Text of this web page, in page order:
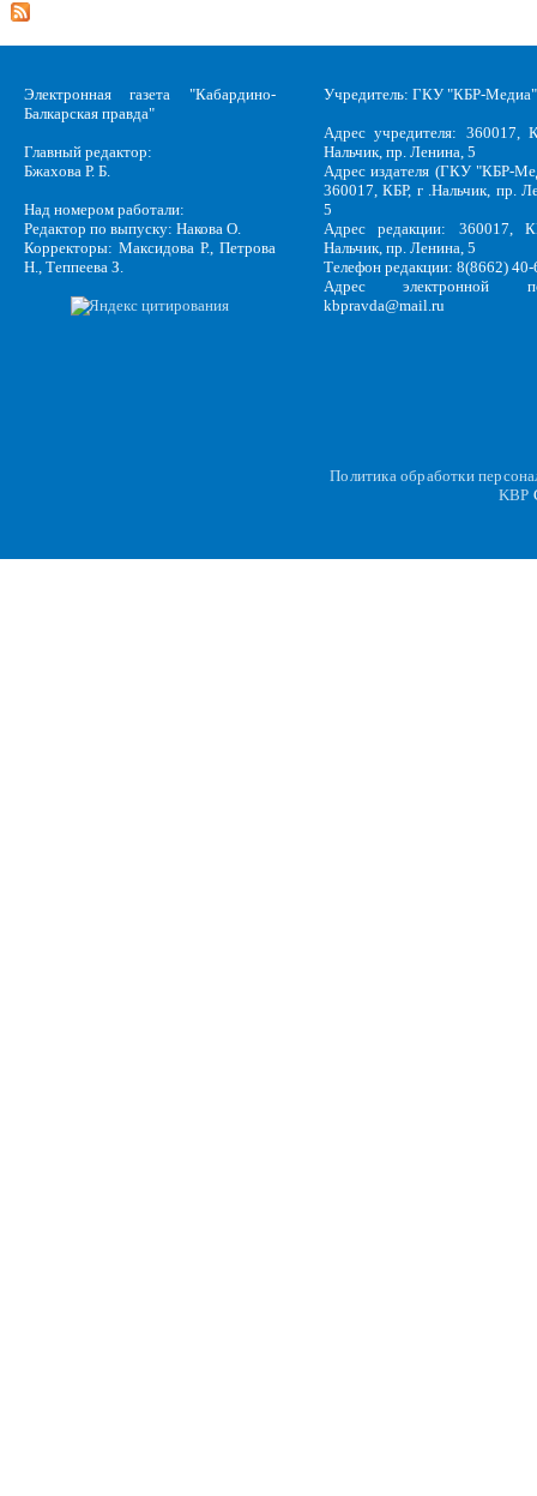
Электронная газета "Кабардино-
Балкарская правда"
Главный редактор:
Бжахова Р. Б.
Над номером работали:
Редактор по выпуску: Накова О.
Корректоры: Максидова Р., Петрова
Н., Теппеева З.
Учредитель: ГКУ "КБР-Медиа"
Адрес учредителя: 360017,
Нальчик, пр. Ленина, 5
Адрес издателя (ГКУ "КБР-
360017, КБР, г .Нальчик, пр.
5
Адрес редакции: 360017,
Нальчик, пр. Ленина, 5
Телефон редакции: 8(8662)
Адрес электронной
kbpravda@mail.ru
Политика обработки
KBP